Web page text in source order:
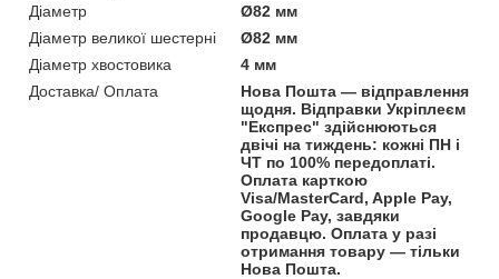
Діаметр
Ø82 мм
Діаметр великої шестерні
Ø82 мм
Діаметр хвостовика
4 мм
Доставка/ Оплата
Нова Пошта — відправлення
щодня. Відправки Укріплеєм
"Експрес" здійснюються
двічі на тиждень: кожні ПН і
ЧТ по 100% передоплаті.
Оплата карткою
Visa/MasterCard, Apple Pay,
Google Pay, завдяки
продавцю. Оплата у разі
отримання товару — тільки
Нова Пошта.